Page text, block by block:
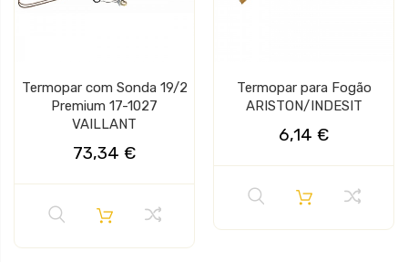
Termopar com Sonda 19/2
Premium 17-1027
VAILLANT
73,34 €
Termopar para Fogão
ARISTON/INDESIT
6,14 €